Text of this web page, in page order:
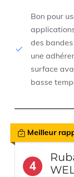
Bon pour
des
une
surface
basse
Meilleur
4